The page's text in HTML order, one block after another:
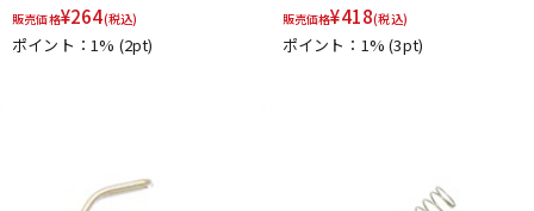
販売価格¥264(税込)
ポイント：1% (2pt)
販売価格¥418(税込)
ポイント：1%(3pt)